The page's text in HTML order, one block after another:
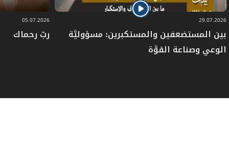
29.07.2026
بين المستضعفين والمستكبرين: مسؤوليَّة
الوعي وصناعة القوَّة
05.07.2026
ربّ رحماك